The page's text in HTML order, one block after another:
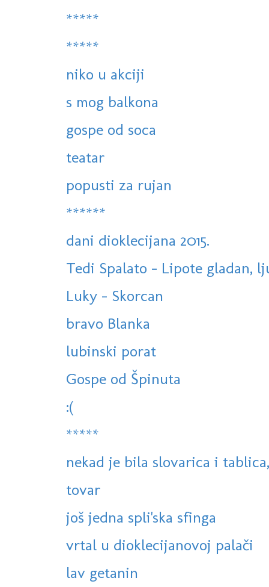
*****
*****
niko u akciji
s mog balkona
gospe od soca
teatar
popusti za rujan
******
dani dioklecijana 2015.
Tedi Spalato - Lipote gladan,
Luky - Skorcan
bravo Blanka
lubinski porat
Gospe od Špinuta
:(
*****
nekad je bila slovarica i
tovar
još jedna spli'ska sfinga
vrtal u dioklecijanovoj palači
lav getanin